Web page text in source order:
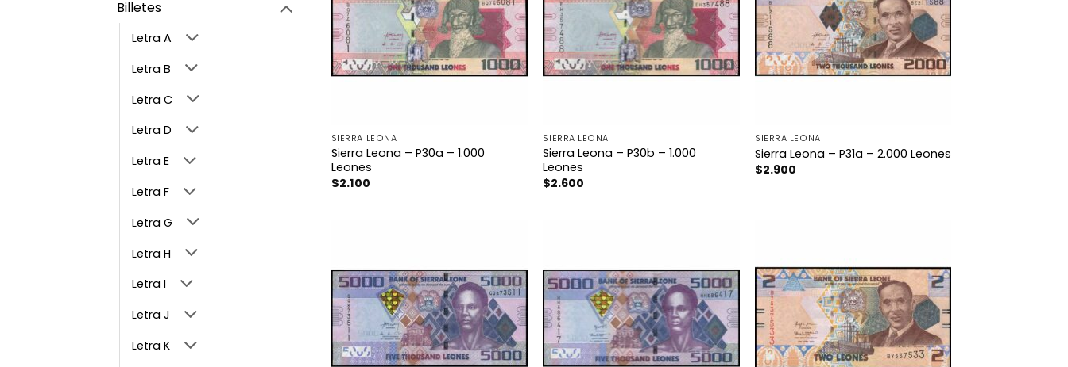
Billetes
Letra A
Letra B
Letra C
Letra D
Letra E
Letra F
Letra G
Letra H
Letra I
Letra J
Letra K
SIERRA LEONA
Sierra Leona – P30a – 1.000
Leones
$2.100
SIERRA LEONA
Sierra Leona – P30b – 1.000
Leones
$2.600
SIERRA LEONA
Sierra Leona – P31a – 2.000 Leones
$2.900